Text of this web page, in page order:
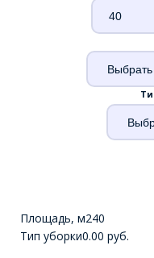
Площадь, м240
Тип уборки0.00 руб.